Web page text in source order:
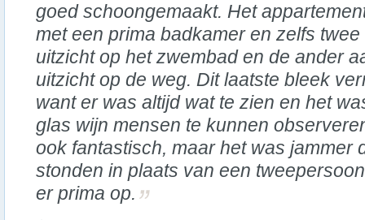
goed schoongemaakt. Het
met een prima badkamer en zelfs
uitzicht op het zwembad en de ander
uitzicht op de weg. Dit laatste bleek
want er was altijd wat te zien en het
glas wijn mensen te kunnen
ook fantastisch, maar het was jammer
stonden in plaats van een
er prima op.